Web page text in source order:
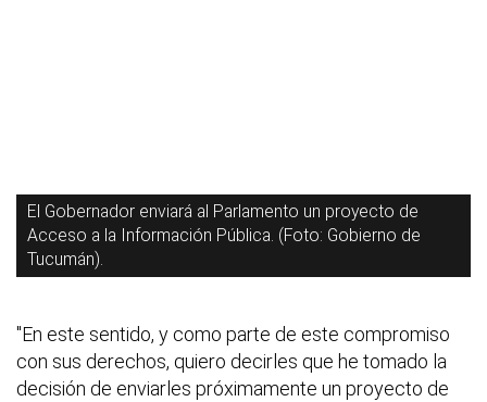
El Gobernador enviará al Parlamento un proyecto de
Acceso a la Información Pública. (Foto: Gobierno de
Tucumán).
"En este sentido, y como parte de este compromiso
con sus derechos, quiero decirles que he tomado la
decisión de enviarles próximamente un proyecto de